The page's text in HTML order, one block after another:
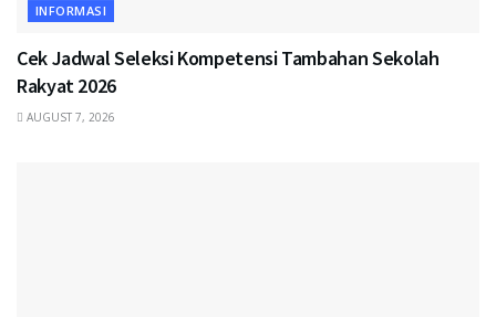
INFORMASI
Cek Jadwal Seleksi Kompetensi Tambahan Sekolah
Rakyat 2026
AUGUST 7, 2026